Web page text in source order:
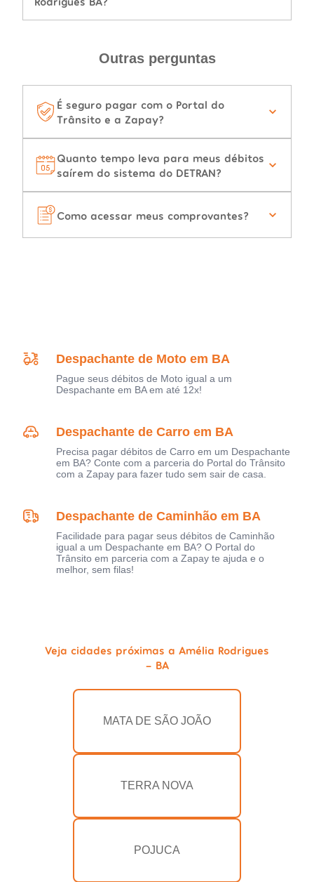
Outras perguntas
É seguro pagar com o Portal do
Trânsito e a Zapay?
Quanto tempo leva para meus débitos
saírem do sistema do DETRAN?
Como acessar meus comprovantes?
Despachante de Moto em BA
Pague seus débitos de Moto igual a um
Despachante em BA em até 12x!
Despachante de Carro em BA
Precisa pagar débitos de Carro em um Despachante
em BA? Conte com a parceria do Portal do Trânsito
com a Zapay para fazer tudo sem sair de casa.
Despachante de Caminhão em BA
Facilidade para pagar seus débitos de Caminhão
igual a um Despachante em BA? O Portal do
Trânsito em parceria com a Zapay te ajuda e o
melhor, sem filas!
Veja cidades próximas a Amélia Rodrigues
- BA
MATA DE SÃO JOÃO
TERRA NOVA
POJUCA